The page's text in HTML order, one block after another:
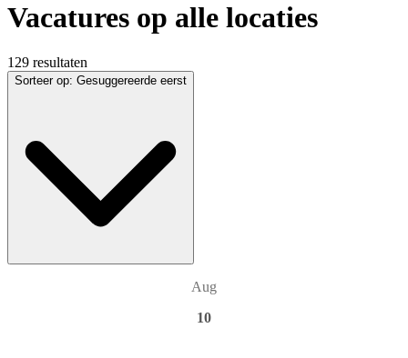
Vacatures op alle locaties
129 resultaten
Sorteer op: Gesuggereerde eerst
Aug
10